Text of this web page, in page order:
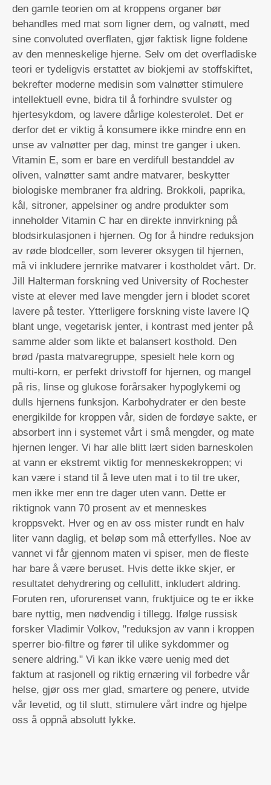
den gamle teorien om at kroppens organer bør
behandles med mat som ligner dem, og valnøtt, med
sine convoluted overflaten, gjør faktisk ligne foldene
av den menneskelige hjerne. Selv om det overfladiske
teori er tydeligvis erstattet av biokjemi av stoffskiftet,
bekrefter moderne medisin som valnøtter stimulere
intellektuell evne, bidra til å forhindre svulster og
hjertesykdom, og lavere dårlige kolesterolet. Det er
derfor det er viktig å konsumere ikke mindre enn en
unse av valnøtter per dag, minst tre ganger i uken.
Vitamin E, som er bare en verdifull bestanddel av
oliven, valnøtter samt andre matvarer, beskytter
biologiske membraner fra aldring. Brokkoli, paprika,
kål, sitroner, appelsiner og andre produkter som
inneholder Vitamin C har en direkte innvirkning på
blodsirkulasjonen i hjernen. Og for å hindre reduksjon
av røde blodceller, som leverer oksygen til hjernen,
må vi inkludere jernrike matvarer i kostholdet vårt. Dr.
Jill Halterman forskning ved University of Rochester
viste at elever med lave mengder jern i blodet scoret
lavere på tester. Ytterligere forskning viste lavere IQ
blant unge, vegetarisk jenter, i kontrast med jenter på
samme alder som likte et balansert kosthold. Den
brød /pasta matvaregruppe, spesielt hele korn og
multi-korn, er perfekt drivstoff for hjernen, og mangel
på ris, linse og glukose forårsaker hypoglykemi og
dulls hjernens funksjon. Karbohydrater er den beste
energikilde for kroppen vår, siden de fordøye sakte, er
absorbert inn i systemet vårt i små mengder, og mate
hjernen lenger. Vi har alle blitt lært siden barneskolen
at vann er ekstremt viktig for menneskekroppen; vi
kan være i stand til å leve uten mat i to til tre uker,
men ikke mer enn tre dager uten vann. Dette er
riktignok vann 70 prosent av et menneskes
kroppsvekt. Hver og en av oss mister rundt en halv
liter vann daglig, et beløp som må etterfylles. Noe av
vannet vi får gjennom maten vi spiser, men de fleste
har bare å være beruset. Hvis dette ikke skjer, er
resultatet dehydrering og cellulitt, inkludert aldring.
Foruten ren, uforurenset vann, fruktjuice og te er ikke
bare nyttig, men nødvendig i tillegg. Ifølge russisk
forsker Vladimir Volkov, "reduksjon av vann i kroppen
sperrer bio-filtre og fører til ulike sykdommer og
senere aldring." Vi kan ikke være uenig med det
faktum at rasjonell og riktig ernæring vil forbedre vår
helse, gjør oss mer glad, smartere og penere, utvide
vår levetid, og til slutt, stimulere vårt indre og hjelpe
oss å oppnå absolutt lykke.